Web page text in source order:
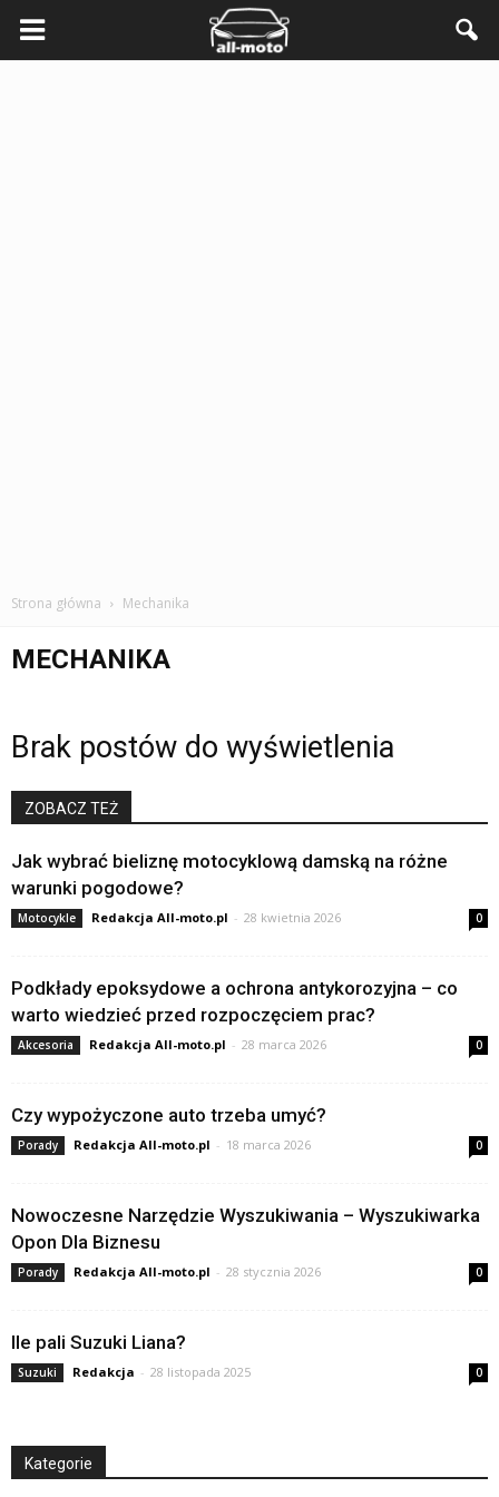
Strona główna Mechanika
MECHANIKA
Brak postów do wyświetlenia
ZOBACZ TEŻ
Jak wybrać bieliznę motocyklową damską na różne
warunki pogodowe?
Motocykle Redakcja All-moto.pl - 28 kwietnia 2026 0
Podkłady epoksydowe a ochrona antykorozyjna – co
warto wiedzieć przed rozpoczęciem prac?
Akcesoria Redakcja All-moto.pl - 28 marca 2026 0
Czy wypożyczone auto trzeba umyć?
Porady Redakcja All-moto.pl - 18 marca 2026 0
Nowoczesne Narzędzie Wyszukiwania – Wyszukiwarka
Opon Dla Biznesu
Porady Redakcja All-moto.pl - 28 stycznia 2026 0
Ile pali Suzuki Liana?
Suzuki Redakcja - 28 listopada 2025 0
Kategorie